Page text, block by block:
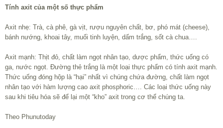
Tính axit của một số thực phẩm
Axit nhẹ: Trà, cà phê, gà vịt, rượu nguyên chất, bơ, phó mát (cheese),
bánh nướng, khoai tây, muối tinh luyện, dấm trắng, sốt cà chua….
Axit mạnh: Thịt đỏ, chất làm ngọt nhân tạo, dược phẩm, thức uống có
ga, nước ngọt. Đường thẻ trắng là một loại thực phẩm có tính axit mạnh.
Thức uống đóng hộp là “hại” nhất vì chúng chứa đường, chất làm ngọt
nhân tạo với hàm lượng cao axit phosphoric…. Các loại thức uống này
sau khi tiêu hóa sẽ để lại một “kho” axit trong cơ thể chúng ta.
Theo Phunutoday